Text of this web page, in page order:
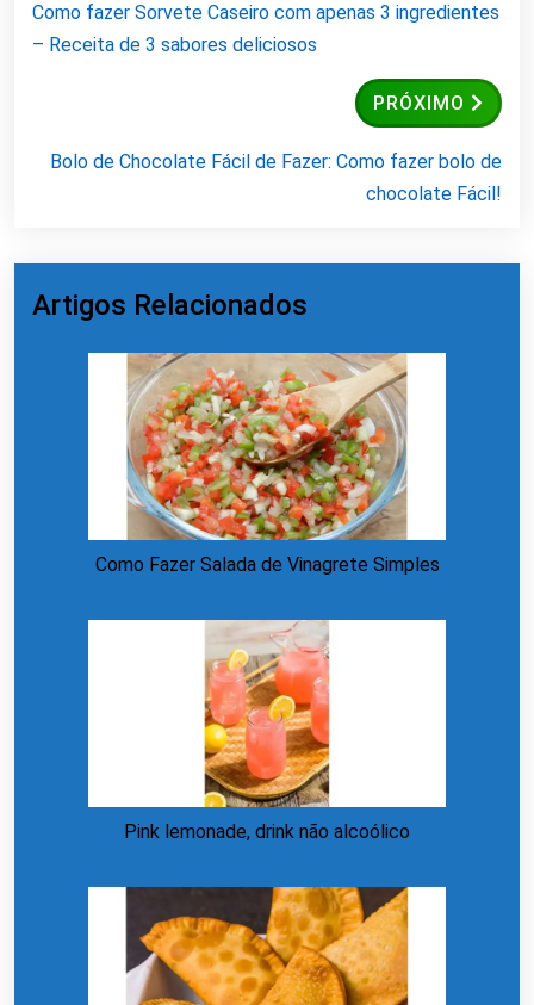
Como fazer Sorvete Caseiro com apenas 3 ingredientes
– Receita de 3 sabores deliciosos
PRÓXIMO
Bolo de Chocolate Fácil de Fazer: Como fazer bolo de
chocolate Fácil!
Artigos Relacionados
Como Fazer Salada de Vinagrete Simples
Pink lemonade, drink não alcoólico